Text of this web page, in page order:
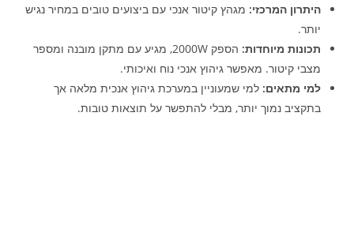
היתרון המרכזי: מגהץ קיטור אנכי עם ביצועים טובים במחיר נגיש
יותר.
תכונות מיוחדות:
הספק 2000W, מגיע עם מתקן מובנה ומספר
מצבי קיטור. מאפשר גיהוץ אנכי נוח ואיכותי.
למי מתאים: למי שמעוניין במערכת גיהוץ אנכית מלאה אך
בתקציב נמוך יותר, מבלי להתפשר על תוצאות טובות.